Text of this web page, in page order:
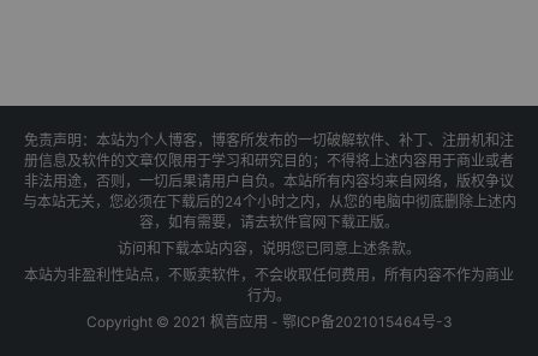
免责声明：本站为个人博客，博客所发布的一切破解软件、补丁、注册机和注
册信息及软件的文章仅限用于学习和研究目的；不得将上述内容用于商业或者
非法用途，否则，一切后果请用户自负。本站所有内容均来自网络，版权争议
与本站无关，您必须在下载后的24个小时之内，从您的电脑中彻底删除上述内
容，如有需要，请去软件官网下载正版。
访问和下载本站内容，说明您已同意上述条款。
本站为非盈利性站点，不贩卖软件，不会收取任何费用，所有内容不作为商业
行为。
Copyright © 2021 枫音应用 - 鄂ICP备2021015464号-3